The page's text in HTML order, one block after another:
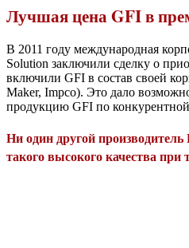
Лучшая цена GFI в
В 2011 году международная
Solution заключили сделку о
включили GFI в состав своей
Maker, Impco). Это дало
продукцию GFI по
Ни один другой
такого высокого качества при